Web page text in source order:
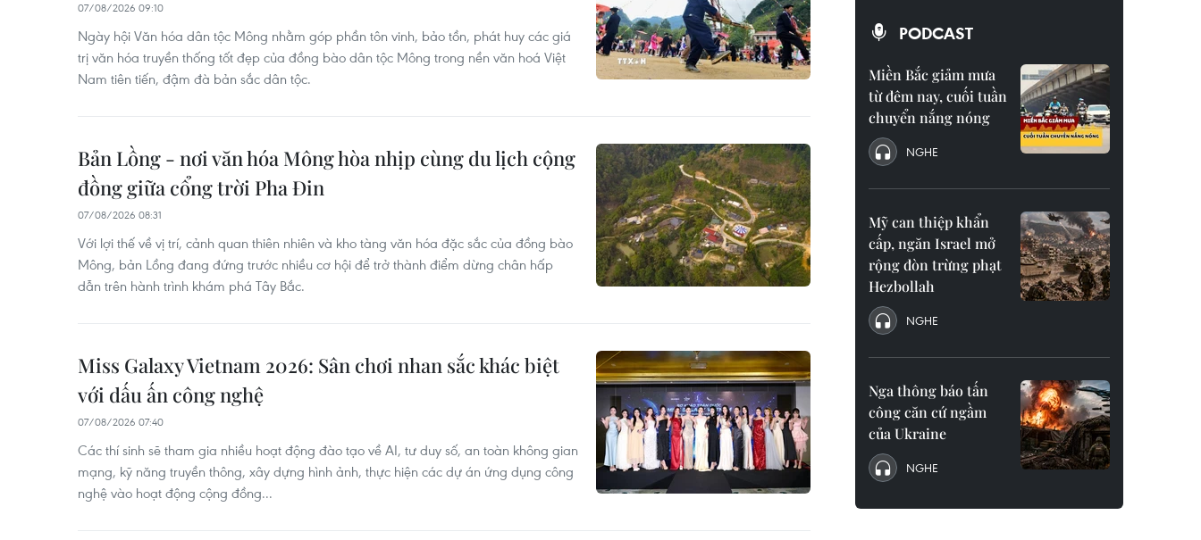
07/08/2026 09:10
Ngày hội Văn hóa dân tộc Mông nhằm góp phần tôn vinh, bảo tồn, phát huy các giá
trị văn hóa truyền thống tốt đẹp của đồng bào dân tộc Mông trong nền văn hoá Việt
Nam tiên tiến, đậm đà bản sắc dân tộc.
Bản Lồng - nơi văn hóa Mông hòa nhịp cùng du lịch cộng
đồng giữa cổng trời Pha Đin
07/08/2026 08:31
Với lợi thế về vị trí, cảnh quan thiên nhiên và kho tàng văn hóa đặc sắc của đồng bào
Mông, bản Lồng đang đứng trước nhiều cơ hội để trở thành điểm dừng chân hấp
dẫn trên hành trình khám phá Tây Bắc.
Miss Galaxy Vietnam 2026: Sân chơi nhan sắc khác biệt
với dấu ấn công nghệ
07/08/2026 07:40
Các thí sinh sẽ tham gia nhiều hoạt động đào tạo về AI, tư duy số, an toàn không gian
mạng, kỹ năng truyền thông, xây dựng hình ảnh, thực hiện các dự án ứng dụng công
nghệ vào hoạt động cộng đồng...
PODCAST
Miền Bắc giảm mưa
từ đêm nay, cuối tuần
chuyển nắng nóng
NGHE
Mỹ can thiệp khẩn
cấp, ngăn Israel mở
rộng đòn trừng phạt
Hezbollah
NGHE
Nga thông báo tấn
công căn cứ ngầm
của Ukraine
NGHE